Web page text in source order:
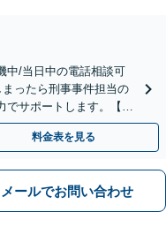
中/当日中の電話相談可
ったら刑事事件担当の
でサポートします。【毎
料金表を見る
メールでお問い合わせ